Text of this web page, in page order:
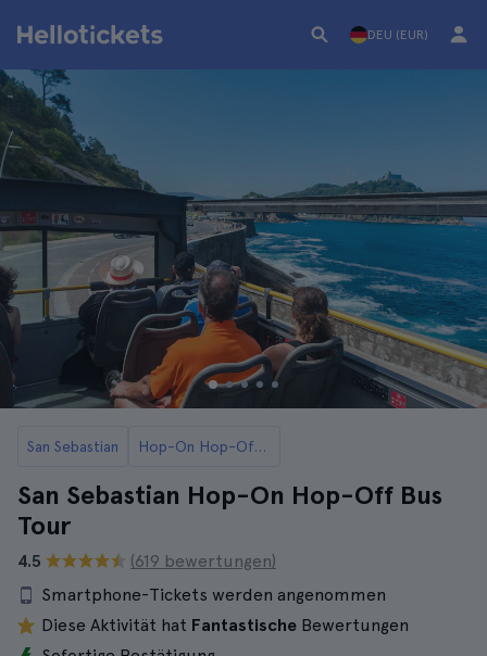
DEU (EUR)
San Sebastian Hop-On Hop-Off San Sebastián Busse
San Sebastian Hop-On Hop-Off Bus
Tour
4.5
(619 bewertungen)
Smartphone-Tickets werden angenommen
Diese Aktivität hat Fantastische Bewertungen